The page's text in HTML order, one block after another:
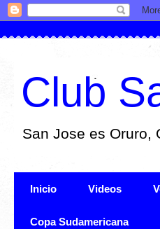
Club
San Jose es Oruro,
Inicio Videos
Copa Sudamericana